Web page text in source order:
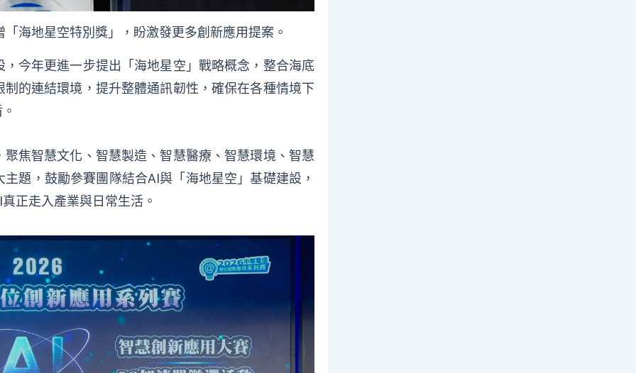
海地星空特別獎」，盼激發更多創新應用提案。
今年更進一步提出「海地星空」戰略概念，整合海底
制的連結環境，提升整體通訊韌性，確保在各種情境下
焦智慧文化、智慧製造、智慧醫療、智慧環境、智慧
題，鼓勵參賽團隊結合AI與「海地星空」基礎建設，
正走入產業與日常生活。